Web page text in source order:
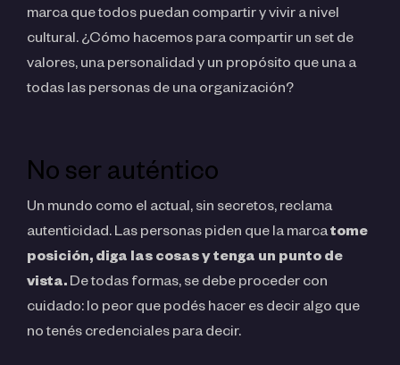
marca que todos puedan compartir y vivir a nivel
cultural. ¿Cómo hacemos para compartir un set de
valores, una personalidad y un propósito que una a
todas las personas de una organización?
No ser auténtico
Un mundo como el actual, sin secretos, reclama
autenticidad. Las personas piden que la marcatome
posición, diga las cosas y tenga un punto de
vista. De todas formas, se debe proceder con
cuidado: lo peor que podés hacer es decir algo que
no tenés credenciales para decir.